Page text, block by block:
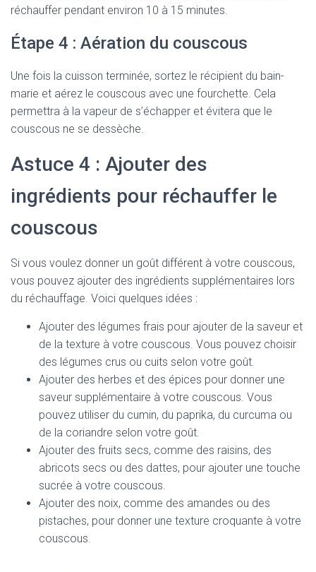
réchauffer pendant environ 10 à 15 minutes.
Étape 4 : Aération du couscous
Une fois la cuisson terminée, sortez le récipient du bain-
marie et aérez le couscous avec une fourchette. Cela
permettra à la vapeur de s’échapper et évitera que le
couscous ne se dessèche.
Astuce 4 : Ajouter des
ingrédients pour réchauffer le
couscous
Si vous voulez donner un goût différent à votre couscous,
vous pouvez ajouter des ingrédients supplémentaires lors
du réchauffage. Voici quelques idées :
Ajouter des légumes frais pour ajouter de la saveur et
de la texture à votre couscous. Vous pouvez choisir
des légumes crus ou cuits selon votre goût.
Ajouter des herbes et des épices pour donner une
saveur supplémentaire à votre couscous. Vous
pouvez utiliser du cumin, du paprika, du curcuma ou
de la coriandre selon votre goût.
Ajouter des fruits secs, comme des raisins, des
abricots secs ou des dattes, pour ajouter une touche
sucrée à votre couscous.
Ajouter des noix, comme des amandes ou des
pistaches, pour donner une texture croquante à votre
couscous.